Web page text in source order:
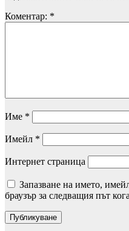
Коментар: *
Име *
Имейл *
Интернет страница
Запазване на името,
браузър за следващия път